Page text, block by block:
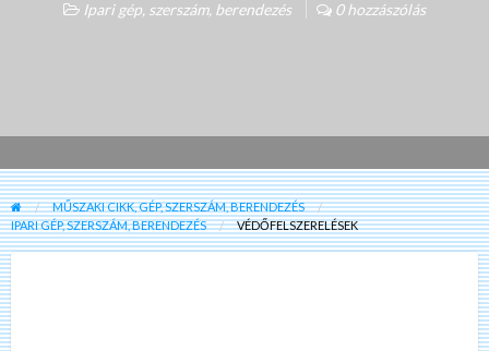
Ipari gép, szerszám, berendezés 0 hozzászólás
MŰSZAKI CIKK, GÉP, SZERSZÁM, BERENDEZÉS
IPARI GÉP, SZERSZÁM, BERENDEZÉS
VÉDŐFELSZERELÉSEK